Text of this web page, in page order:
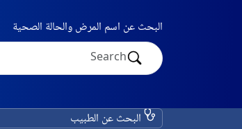
البحث عن اسم المرض والحالة الصحية
البحث عن الطبيب